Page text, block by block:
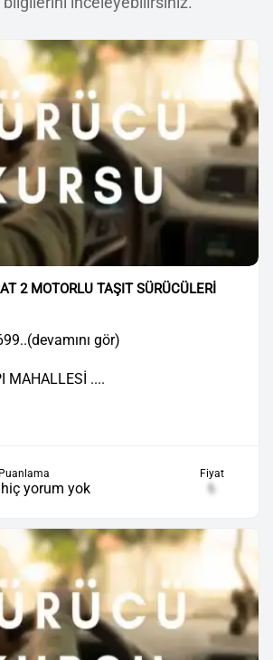
2 MOTORLU TAŞIT SÜRÜCÜLERİ
gör)
MAHALLESİ ....
Puanlama
yorum yok
Fiyat
₺